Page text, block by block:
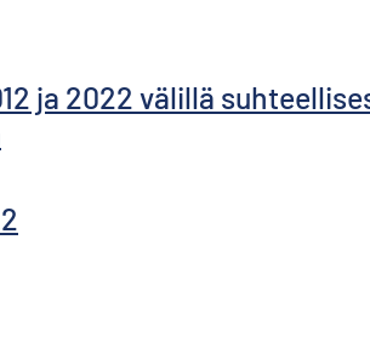
ja 2022 välillä